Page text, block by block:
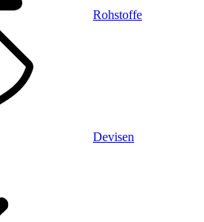
Rohstoffe
Devisen